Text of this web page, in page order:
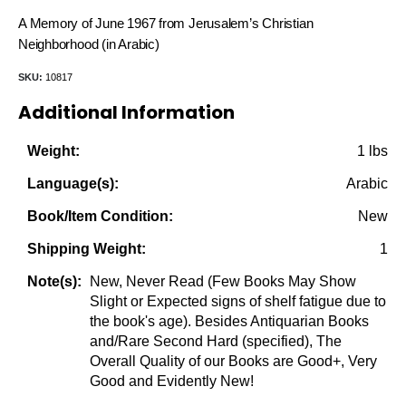
price
was:
$35.00.
price
is:
A Memory of June 1967 from Jerusalem’s Christian
Neighborhood (in Arabic)
SKU: 10817
Additional Information
Weight: 1 lbs
Language(s): Arabic
Book/Item Condition: New
Shipping Weight: 1
Note(s):
New, Never Read (Few Books May Show
Slight or Expected signs of shelf fatigue due to
the book's age). Besides Antiquarian Books
and/Rare Second Hard (specified), The
Overall Quality of our Books are Good+, Very
Good and Evidently New!